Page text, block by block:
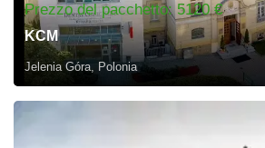
Prezzo del pacchetto: 5120 €
KCM
Jelenia Góra, Polonia